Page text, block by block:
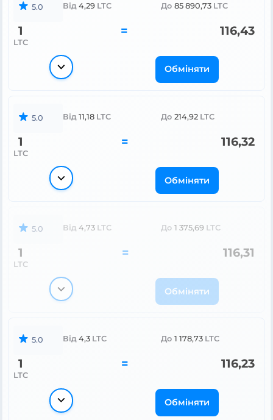
5.0 Від 4,29 LTC До 85 890,73 LTC
1
LTC
= 116,43
Обміняти
5.0 Від 11,18 LTC До 214,92 LTC
1
LTC
= 116,32
Обміняти
5.0 Від 4,73 LTC До 1 375,69 LTC
1
LTC
= 116,31
Обміняти
5.0 Від 4,3 LTC До 1 178,73 LTC
1
LTC
= 116,23
Обміняти